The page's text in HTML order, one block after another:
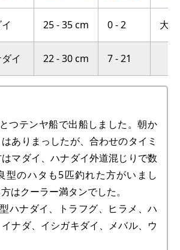
25 - 35 cm 0 - 2 大
イ 22 - 30 cm 7 - 21
つテンヤ船で出船しました。朝か
ありまっしたが、合わせのタイミ
マダイ、ハナダイ外道混じりで数
型のハタも5匹釣れた方がいまし
はクーラー満タンでした。
ハナダイ、トラフグ、ヒラメ、ハ
ナダ、イシガキダイ、メバル、ウ